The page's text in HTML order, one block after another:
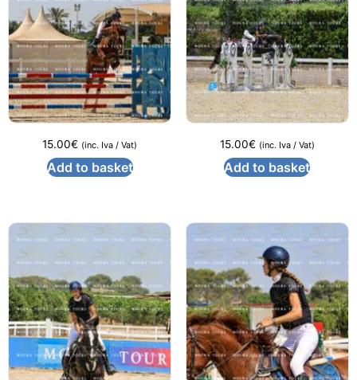
15.00€ (inc. Iva / Vat)
Add to basket
15.00€ (inc. Iva / Vat)
Add to basket